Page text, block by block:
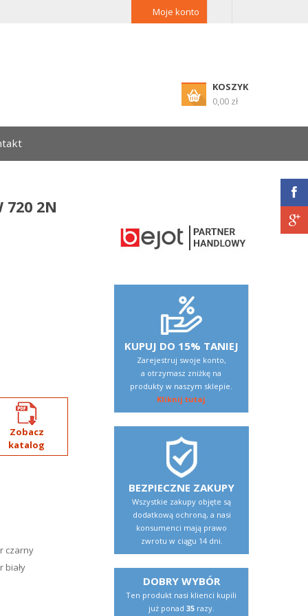
Moje konto
KOSZYK
0,00 zł
720 2N
Zobacz
katalog
czarny
biały
KUPUJ DO 15% TANIEJ
Zarejestruj swoje konto,
a otrzymasz zniżkę na
produkty w naszym sklepie.
Kliknij tutaj
BEZPIECZNE ZAKUPY
Wszystkie zakupy objęte są
dodatkową ochroną, a nasi
konsumenci mają prawo
zwrotu w ciągu 14 dni.
DOBRY WYBÓR
Ten produkt nasi klienci kupili
już ponad 35razy.